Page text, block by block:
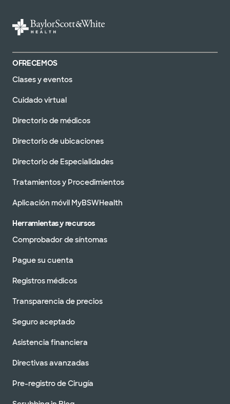
OFRECEMOS
Clases y eventos
Cuidado virtual
Directorio de médicos
Directorio de ubicaciones
Directorio de Especialidades
Tratamientos y Procedimientos
Aplicación móvil MyBSWHealth
Herramientas y recursos
Comprobador de síntomas
Pague su cuenta
Registros médicos
Transparencia de precios
Seguro aceptado
Asistencia financiera
Directivas avanzadas
Pre-registro de Cirugía